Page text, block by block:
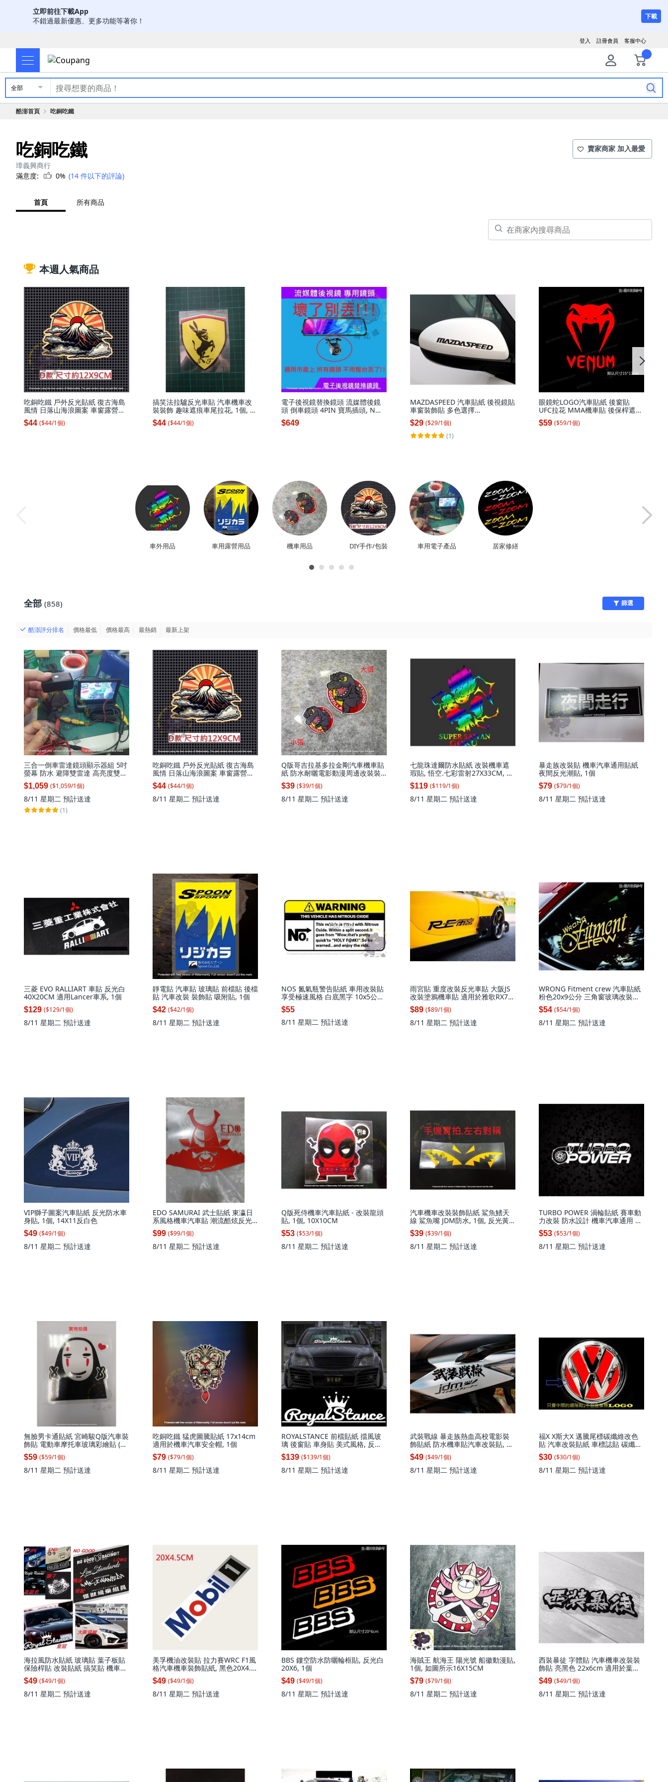
立即前往下載App
不錯過最新優惠、更多功能等著你！
下載
客服中心
註冊會員
登入
全部
酷澎首頁 吃銅吃鐵
吃銅吃鐵
璋義興商行
滿意度:
0% (14 件以下的評論)
賣家商家 加入最愛
首頁 所有商品
本週人氣商品
吃銅吃鐵 戶外反光貼紙 復古海島
風情 日落山海浪圖案 車窗露營裝
飾貼 多款可選, 1個, D:12X9CM
$44 ($44/1個)
搞笑法拉驢反光車貼 汽車機車改
裝裝飾 趣味遮痕車尾拉花, 1個, 小
張 頭向右 單個7.4X9CM
$44 ($44/1個)
電子後視鏡替換鏡頭 流媒體後鏡
頭 倒車鏡頭 4PIN 寶馬插頭, N制
720 鏡像
$649
MAZDASPEED 汽車貼紙 後視鏡貼
車窗裝飾貼 多色選擇
12.5x1.5cm, 1個, 黑色(2張)單張
12.5X1.5CM
$29 ($29/1個)
(1)
眼鏡蛇LOGO汽車貼紙 後窗貼
UFC拉花 MMA機車貼 後保桿遮瑕
改裝貼紙, 1個, VENUM反光白
15*11
$59 ($59/1個)
車外用品 車用露營用品 機車用品 DIY手作/包裝 車用電子產品 居家修繕
全部 (858) 篩選
酷澎評分排名 價格最低 價格最高 最熱銷 最新上架
三合一倒車雷達鏡頭顯示器組 5吋
螢幕 防水 避障雙雷達 高亮度雙
LED, 1個, 雷達+螢幕=一整組
$1,059 ($1,059/1個)
8/11 星期二 預計送達
(1)
吃銅吃鐵 戶外反光貼紙 復古海島
風情 日落山海浪圖案 車窗露營裝
飾貼 多款可選, 1個, D:12X9CM
$44 ($44/1個)
8/11 星期二 預計送達
Q版哥吉拉基多拉金剛汽車機車貼
紙 防水耐曬電影動漫周邊改裝裝
飾, 1個, 小張5X5.8CM
$39 ($39/1個)
8/11 星期二 預計送達
七龍珠達爾防水貼紙 改裝機車遮
瑕貼, 悟空.七彩雷射27X33CM, 1
個
$119 ($119/1個)
8/11 星期二 預計送達
暴走族改裝貼 機車汽車通用貼紙
夜間反光潮貼, 1個
$79 ($79/1個)
8/11 星期二 預計送達
三菱 EVO RALLIART 車貼 反光白
40X20CM 適用Lancer車系, 1個
$129 ($129/1個)
8/11 星期二 預計送達
靜電貼 汽車貼 玻璃貼 前檔貼 後檔
貼 汽車改裝 裝飾貼 吸附貼, 1個
$42 ($42/1個)
8/11 星期二 預計送達
NOS 氮氣瓶警告貼紙 車用改裝貼
享受極速風格 白底黑字 10x5公分,
白底黑字10X5CM
$55
8/11 星期二 預計送達
雨宮貼 重度改裝反光車貼 大阪JS
改裝塗鴉機車貼 適用於雅歌RX7
MX5, 粉色60X6.5CM(一張), 1個
$89 ($89/1個)
8/11 星期二 預計送達
WRONG Fitment crew 汽車貼紙
粉色20x9公分 三角窗玻璃改裝貼
紙, 粉色20X9, 1個
$54 ($54/1個)
8/11 星期二 預計送達
VIP獅子圖案汽車貼紙 反光防水車
身貼, 1個, 14X11反白色
$49 ($49/1個)
8/11 星期二 預計送達
EDO SAMURAI 武士貼紙 東瀛日
系風格機車汽車貼 潮流酷炫反光
紅 27x24公分, 1個, 反光紅27x24
$99 ($99/1個)
8/11 星期二 預計送達
Q版死侍機車汽車貼紙 - 改裝龍頭
貼, 1個, 10X10CM
$53 ($53/1個)
8/11 星期二 預計送達
汽車機車改裝裝飾貼紙 鯊魚鰭天
線 鯊魚嘴 JDM防水, 1個, 反光黃
12X4單個.一套2張
$39 ($39/1個)
8/11 星期二 預計送達
TURBO POWER 渦輪貼紙 賽車動
力改裝 防水設計 機車汽車通用 亮
黑色 20x5.5公分, 1個, 亮黑色
20X5.5cm
$53 ($53/1個)
8/11 星期二 預計送達
無臉男卡通貼紙 宮崎駿Q版汽車裝
飾貼 電動車摩托車玻璃彩繪貼 (比
愛心款 12x11CM), 1個, 比愛心
(12X11CM)
$59 ($59/1個)
8/11 星期二 預計送達
吃銅吃鐵 猛虎圖騰貼紙 17x14cm
適用於機車汽車安全帽, 1個
$79 ($79/1個)
8/11 星期二 預計送達
ROYALSTANCE 前檔貼紙 擋風玻
璃 後窗貼 車身貼 美式風格, 反光
白 58X19 (大張), 1個
$139 ($139/1個)
8/11 星期二 預計送達
武裝戰線 暴走族熱血高校電影裝
飾貼紙 防水機車貼汽車改裝貼, 1
個, 亮黑色
$49 ($49/1個)
8/11 星期二 預計送達
福X X斯大X 邁騰尾標碳纖維改色
貼 汽車改裝貼紙 車標誌貼 碳纖維
紋路 個性塗鴉, 反光紅色.直徑約
7.5M, 1個
$30 ($30/1個)
8/11 星期二 預計送達
海拉風防水貼紙 玻璃貼 葉子板貼
保險桿貼 改裝貼紙 搞笑貼 機車貼
遮瑕貼 車身貼, 1個, NO GOOD(反
光白)20X2.5CM
$49 ($49/1個)
8/11 星期二 預計送達
美孚機油改裝貼 拉力賽WRC F1風
格汽車機車裝飾貼紙, 黑色20X4.5,
1個
$49 ($49/1個)
8/11 星期二 預計送達
BBS 鏤空防水防曬輪框貼, 反光白
20X6, 1個
$49 ($49/1個)
8/11 星期二 預計送達
海賊王 航海王 陽光號 船徽動漫貼,
1個, 如圖所示16X15CM
$79 ($79/1個)
8/11 星期二 預計送達
西裝暴徒 字體貼 汽車機車改裝裝
飾貼 亮黑色 22x6cm 適用於葉子
板後保桿, 1個, 亮黑色22X6
$49 ($49/1個)
8/11 星期二 預計送達